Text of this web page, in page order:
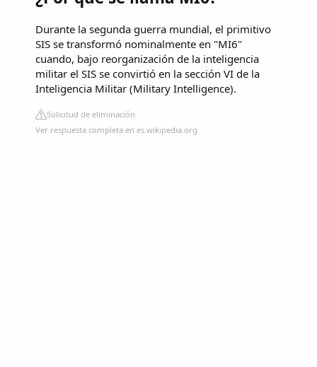
Durante la segunda guerra mundial, el primitivo
SIS se transformó nominalmente en "MI6"
cuando, bajo reorganización de la inteligencia
militar el SIS se convirtió en la sección VI de la
Inteligencia Militar (Military Intelligence).
Solicitud de eliminación
Ver respuesta completa en es.wikipedia.org